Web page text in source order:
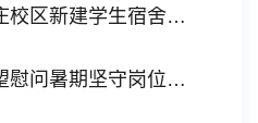
我校天赐庄校区新建学生宿舍项目交付使用
校领导看望慰问暑期坚守岗位的校园建设者